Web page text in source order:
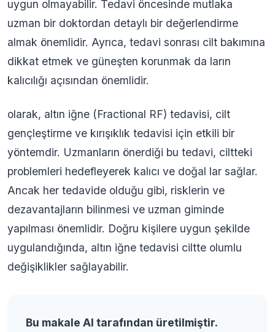
uygun olmayabilir. Tedavi öncesinde mutlaka
uzman bir doktordan detaylı bir değerlendirme
almak önemlidir. Ayrıca, tedavi sonrası cilt bakımına
dikkat etmek ve güneşten korunmak da ların
kalıcılığı açısından önemlidir.
olarak, altın iğne (Fractional RF) tedavisi, cilt
gençleştirme ve kırışıklık tedavisi için etkili bir
yöntemdir. Uzmanların önerdiği bu tedavi, ciltteki
problemleri hedefleyerek kalıcı ve doğal lar sağlar.
Ancak her tedavide olduğu gibi, risklerin ve
dezavantajların bilinmesi ve uzman giminde
yapılması önemlidir. Doğru kişilere uygun şekilde
uygulandığında, altın iğne tedavisi ciltte olumlu
değişiklikler sağlayabilir.
Bu makale AI tarafından üretilmiştir.